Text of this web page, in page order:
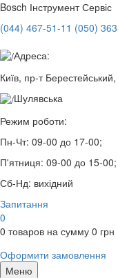
Bosch Інструмент Сервіс
(044) 467-51-11 (050)
Адреса:
Київ, пр-т
Шулявська
Режим роботи:
Пн-Чт: 09-00 до 17-00;
П'ятниця: 09-00 до 15-00;
Сб-Нд: вихідний
Запитання
0
0 товаров на сумму 0 грн
Оформити замовлення
Меню